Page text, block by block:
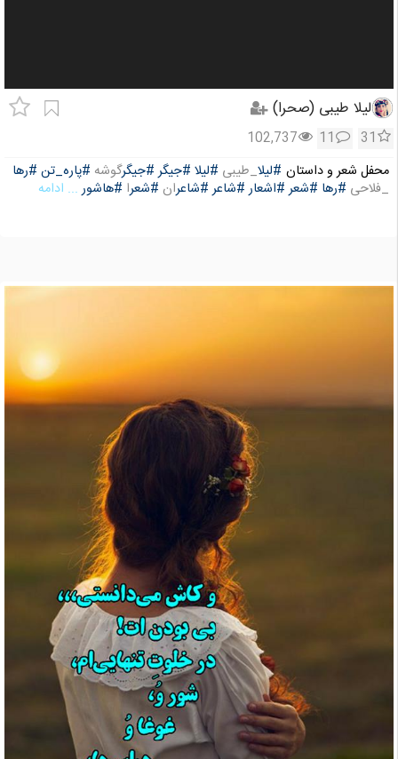
لیلا طیبی (صحرا)
31
11
102,737
محفل شعر و داستان #لیلا_طیبی #لیلا #جیگر #جیگرگوشه #پاره_تن #رها
_فلاحی #رها #شعر #اشعار #شاعر #شاعران #شعرا #هاشور ... ادامه